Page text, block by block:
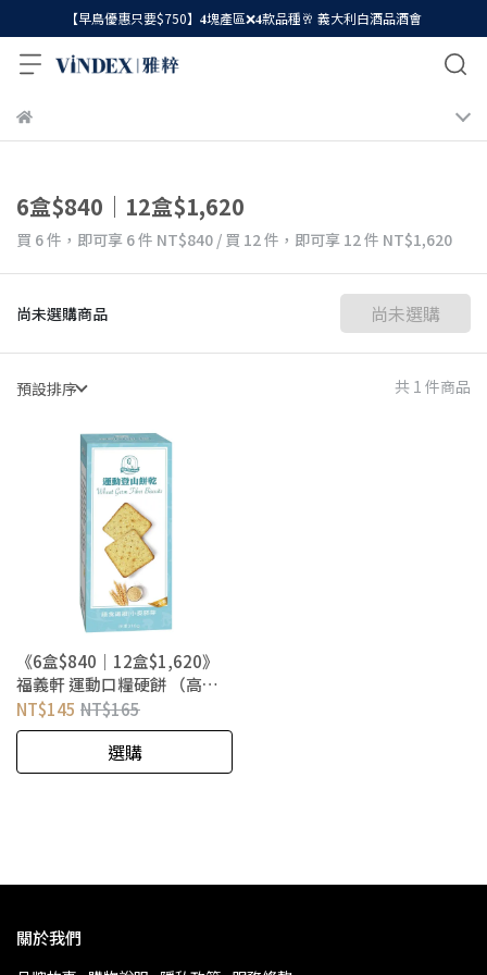
【早鳥優惠只要$750】𝟒塊產區❌𝟒款品種🥂 義大利白酒品酒會
6盒$840｜12盒$1,620
買 6 件， 即可享 6 件 NT$840 / 買 12 件， 即可享 12 件 NT$1,620
尚未選購商品 尚未選購
預設排序 共 1 件商品
《6盒$840｜12盒$1,620》
福義軒 運動口糧硬餅 （高纖
胚芽口糧硬餅）210g－效期
至2027.08.18
NT$145 NT$165
選購
關於我們